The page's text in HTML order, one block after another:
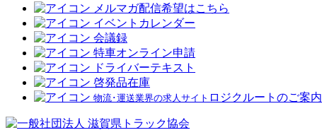
メルマガ配信希望はこちら
イベントカレンダー
会議録
特車オンライン申請
ドライバーテキスト
啓発品在庫
物流･運送業界の求人サイト ロジクルートのご案内